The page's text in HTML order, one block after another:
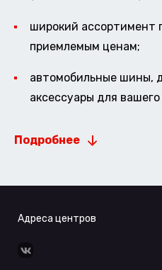
широкий ассортимент
приемлемым ценам;
автомобильные шины,
аксессуары для вашего
Подробнее
Адреса центров